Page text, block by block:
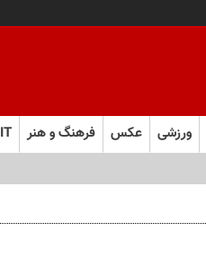
ورزشی عکس فرهنگ و هنر IT